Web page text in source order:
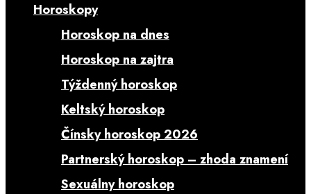
Horoskopy
Horoskop na dnes
Horoskop na zajtra
Týždenný horoskop
Keltský horoskop
Čínsky horoskop 2026
Partnerský horoskop – zhoda znamení
Sexuálny horoskop